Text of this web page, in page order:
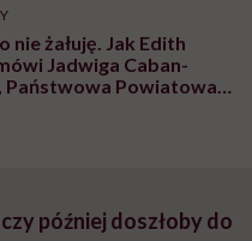
nie żałuję. Jak Edith
Jadwiga Caban-
Państwowa Powiatowa
później doszłoby do